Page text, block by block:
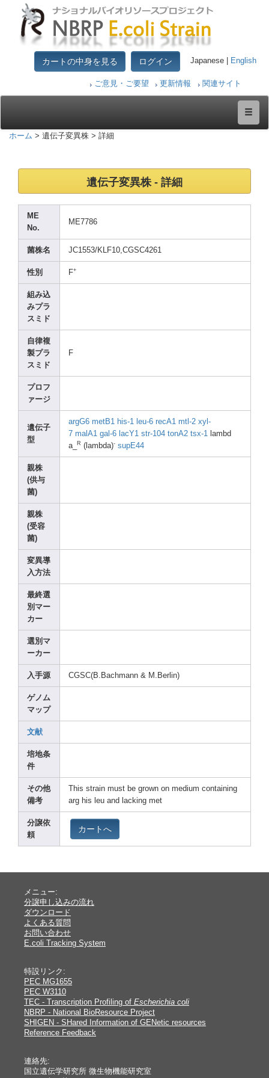
カートの中身を見る ログイン Japanese | English
ご意見・ご要望 更新情報 関連サイト
ホーム > 遺伝子変異株 > 詳細
遺伝子変異株 - 詳細
ME
No.
ME7786
菌株名 JC1553/KLF10,CGSC4261
性別 F+
組み込
みプラ
スミド
自律複
製プラ
スミド
F
プロフ
ァージ
遺伝子
型
argG6 metB1 his-1 leu-6 recA1 mtl-2 xyl-
7 malA1 gal-6 lacY1 str-104 tonA2 tsx-1 lambd
a_ R (lambda)- supE44
親株
(供与
菌)
親株
(受容
菌)
変異導
入方法
最終選
別マー
カー
選別マ
ーカー
入手源 CGSC(B.Bac hmann & M.Ber lin)
ゲノム
マップ
文献
培地条
件
その他
備考
This strain must be grown on medium containing
arg his leu and lacking met
分譲依
頼
カートへ
メニュー:
分譲申し込みの流れ
ダウンロード
よくある質問
お問い合わせ
E.coli Tracking System
特設リンク:
PEC MG1655
PEC W3110
TEC - Transcription Profiling of Escherichia coli
NBRP - National BioResource Project
SHIGEN - SHared Information of GENetic resources
Reference Feedback
連絡先:
国立遺伝学研究所 微生物機能研究室